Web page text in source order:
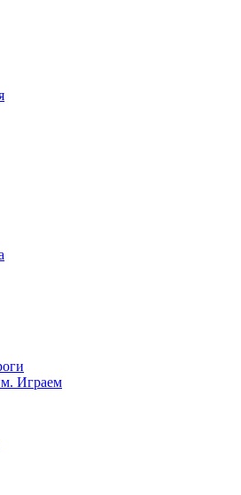
Играем